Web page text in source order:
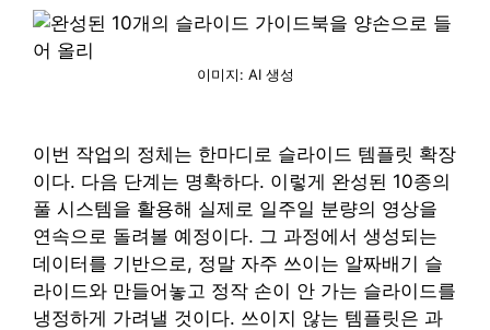
이미지: AI 생성
이번 작업의 정체는 한마디로 슬라이드 템플릿 확장
이다. 다음 단계는 명확하다. 이렇게 완성된 10종의
풀 시스템을 활용해 실제로 일주일 분량의 영상을
연속으로 돌려볼 예정이다. 그 과정에서 생성되는
데이터를 기반으로, 정말 자주 쓰이는 알짜배기 슬
라이드와 만들어놓고 정작 손이 안 가는 슬라이드를
냉정하게 가려낼 것이다. 쓰이지 않는 템플릿은 과